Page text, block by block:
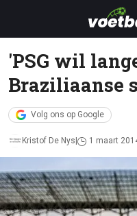
'PSG wil
Braziliaanse
Volg ons op Google
Kristof De Nys 1 maart